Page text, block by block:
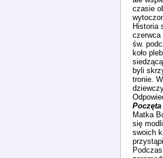
czasie
Historia
czerwca
św.
koło
byli
tronie.
Poczęta
Matka
się
swoich